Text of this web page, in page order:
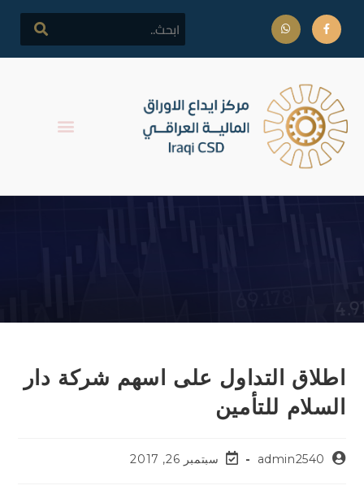
اطلاق التداول على اسهم شركة دار
السلام للتأمين
admin2540 سبتمبر 26, 2017